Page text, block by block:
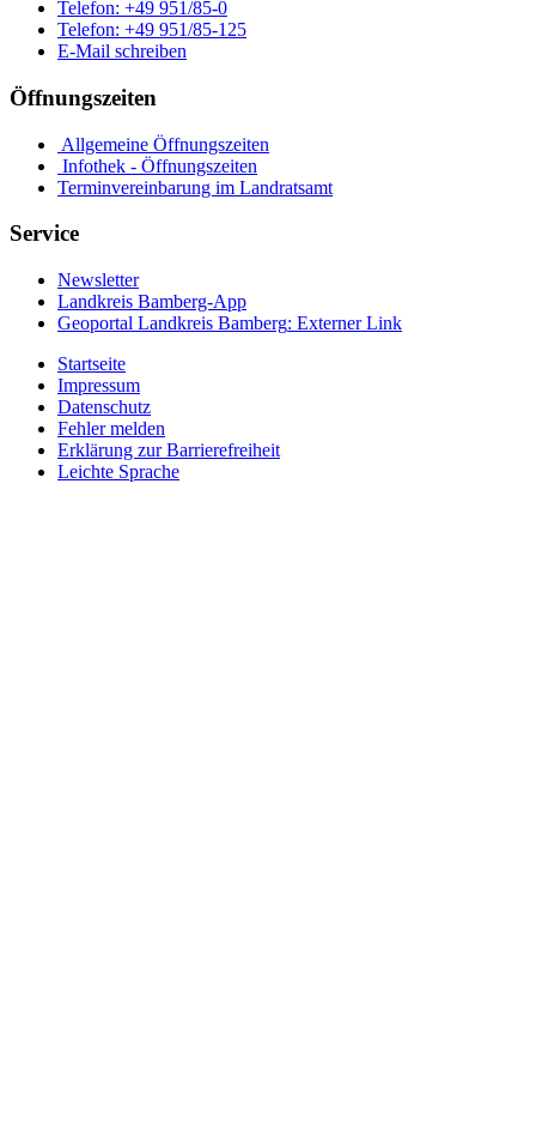
Telefon: +49 951/85-0
Telefon: +49 951/85-125
E-Mail schreiben
Öffnungszeiten
Allgemeine Öffnungszeiten
Infothek - Öffnungszeiten
Terminvereinbarung im Landratsamt
Service
Newsletter
Landkreis Bamberg-App
Geoportal Landkreis Bamberg: Externer Link
Startseite
Impressum
Datenschutz
Fehler melden
Erklärung zur Barrierefreiheit
Leichte Sprache